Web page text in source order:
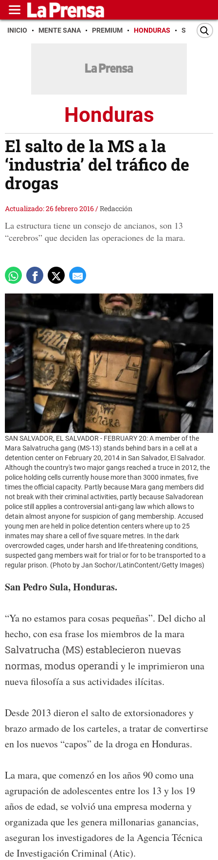
INICIO MENTE SANA PREMIUM HONDURAS SAN PEDRO
Honduras
El salto de la MS a la
‘industria’ del tráfico de
drogas
Actualizado: 26 febrero 2016/Redacción
La estructura tiene un consejo de ancianos, son 13
“cerebros” que deciden las operaciones de la mara.
SAN SALVADOR, EL SALVADOR - FEBRUARY 20: A member of the
Mara Salvatrucha gang (MS-13) stands behind bars in a cell at a
detention center on February 20, 2014 in San Salvador, El Salvador.
Although the country's two major gangs reached a truce in 2012, the
police holding cells currently house more than 3000 inmates, five
times the official capacity. Partly because Mara gang members did
not break with their criminal activities, partly because Salvadorean
police still applies a controversial anti-gang law which allows to
detain almost anyone for suspicion of gang membership. Accused
young men are held in police detention centers where up to 25
inmates may share a cell of five square metres. In the dark
overcrowded cages, under harsh and life-threatening conditions,
suspected gang members wait for trial or for to be transported to a
regular prison. (Photo by Jan Sochor/LatinContent/Getty Images)
San Pedro Sula, Honduras.
“Ya no estamos para cosas pequeñas”. Del dicho al
hecho, con esa frase los miembros de la mara
Salvatrucha (MS) establecieron nuevas
normas, modus operandiy le imprimieron una
nueva filosofía a sus actividades ilícitas.
Desde 2013 dieron el salto de extorsionadores y
brazo armado de los carteles, a tratar de convertirse
en los nuevos “capos” de la droga en Honduras.
La mara, que comenzó en los años 90 como una
agrupación de adolescentes entre los 13 y los 19
años de edad, se volvió una empresa moderna y
organizada que les genera millonarias ganancias,
aseguran los investigadores de la Agencia Técnica
de Investigación Criminal (Atic).